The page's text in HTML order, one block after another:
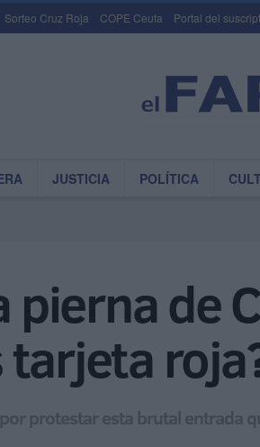
Sorteo Cruz Roja COPE Ceuta Portal del
JUSTICIA POLÍTICA
pierna de
tarjeta
protestar esta brutal entrada